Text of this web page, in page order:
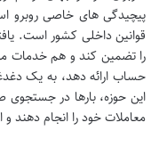
پیچیدگی های خاصی روبرو
قوانین داخلی کشور است.
را تضمین کند و هم خدمات
حساب ارائه دهد، به یک
این حوزه، بارها در جستجوی
معاملات خود را انجام دهند